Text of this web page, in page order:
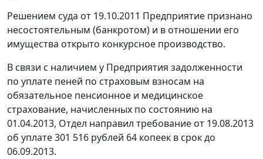
Решением суда от 19.10.2011 Предприятие признано
несостоятельным (банкротом) и в отношении его
имущества открыто конкурсное производство.
В связи с наличием у Предприятия задолженности
по уплате пеней по страховым взносам на
обязательное пенсионное и медицинское
страхование, начисленных по состоянию на
01.04.2013, Отдел направил требование от 19.08.2013
об уплате 301 516 рублей 64 копеек в срок до
06.09.2013.